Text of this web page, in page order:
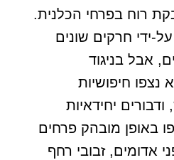
רוח בפרחי הכלנית.
ידי חרקים שונים
אבל בניגוד
נצפו חיפושיות
יחידאיות
באופן מובהק פרחים
אדומים, זבובי רחף